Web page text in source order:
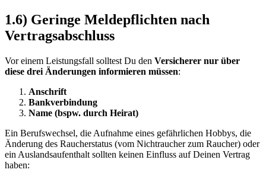
1.6) Geringe Meldepflichten nach
Vertragsabschluss
Vor einem Leistungsfall solltest Du den Versicherer nur über
diese drei Änderungen informieren müssen:
Anschrift
Bankverbindung
Name (bspw. durch Heirat)
Ein Berufswechsel, die Aufnahme eines gefährlichen Hobbys, die
Änderung des Raucherstatus (vom Nichtraucher zum Raucher) oder
ein Auslandsaufenthalt sollten keinen Einfluss auf Deinen Vertrag
haben: